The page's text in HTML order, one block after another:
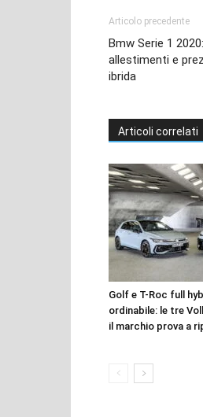
Articolo precedente
Bmw Serie 1
allestimenti e
ibrida
Articoli correlati
Golf e T-Roc full
ordinabile: le tre
il marchio prova a